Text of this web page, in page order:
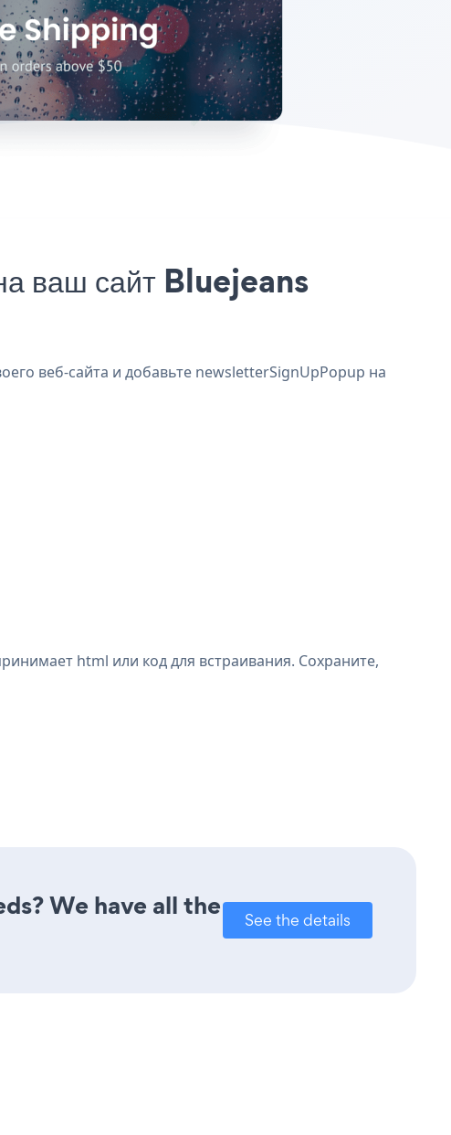
ваш сайт Bluejeans
веб-сайта и добавьте newsletterSignUpPopup на
html или код для встраивания. Сохраните,
We have all the
See the details